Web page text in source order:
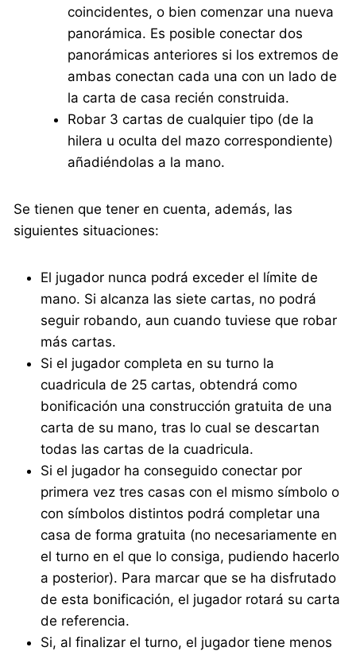
coincidentes, o bien comenzar una nueva
panorámica. Es posible conectar dos
panorámicas anteriores si los extremos de
ambas conectan cada una con un lado de
la carta de casa recién construida.
Robar 3 cartas de cualquier tipo (de la
hilera u oculta del mazo correspondiente)
añadiéndolas a la mano.
Se tienen que tener en cuenta, además, las
siguientes situaciones:
El jugador nunca podrá exceder el límite de
mano. Si alcanza las siete cartas, no podrá
seguir robando, aun cuando tuviese que robar
más cartas.
Si el jugador completa en su turno la
cuadricula de 25 cartas, obtendrá como
bonificación una construcción gratuita de una
carta de su mano, tras lo cual se descartan
todas las cartas de la cuadricula.
Si el jugador ha conseguido conectar por
primera vez tres casas con el mismo símbolo o
con símbolos distintos podrá completar una
casa de forma gratuita (no necesariamente en
el turno en el que lo consiga, pudiendo hacerlo
a posterior). Para marcar que se ha disfrutado
de esta bonificación, el jugador rotará su carta
de referencia.
Si, al finalizar el turno, el jugador tiene menos